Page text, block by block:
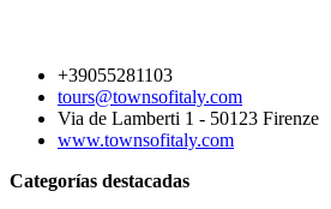
+39055281103
tours@townsofitaly.com
Via de Lamberti 1 - 50123 Firenze
www.townsofitaly.com
Categorías destacadas